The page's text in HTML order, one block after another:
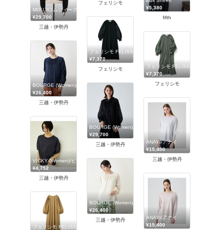
フェリシモ
¥5,380
fifth
MOUJIC/ムジィーク
¥29,700
三越・伊勢丹
フェリシモ FELISSIMO
¥7,370
フェリシモ
フェリシモ FELISSIMO
¥7,370
フェリシモ
BOURGE (Women)/ブールジュ
¥26,400
三越・伊勢丹
BOURGE (Women)/ブールジュ
¥29,700
三越・伊勢丹
ANAYI/アナイ
¥15,400
三越・伊勢丹
VICKY (Women)/ビッキー
¥4,752
三越・伊勢丹
BOURGE (Women)/ブールジュ
¥26,400
三越・伊勢丹
ANAYI/アナイ
¥15,400
フェリシモ FELISSIMO